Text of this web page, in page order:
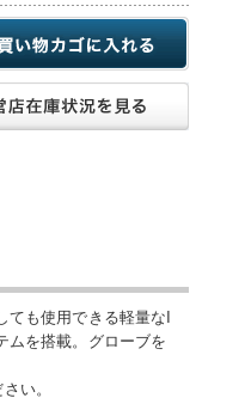
ても使用できる軽量なI
ムを搭載。グローブを
い。